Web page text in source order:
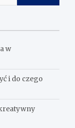
w
i do czego